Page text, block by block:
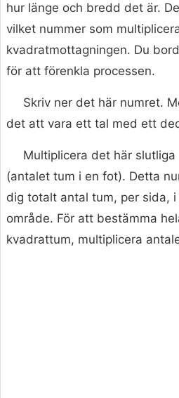
hur länge och bredd det är.
vilket nummer som
kvadratmottagningen. Du
för att förenkla processen.
Skriv ner det här numret.
det att vara ett tal med ett
Multiplicera det här slutliga
(antalet tum i en fot). Detta
dig totalt antal tum, per sida,
område. För att bestämma
kvadrattum, multiplicera